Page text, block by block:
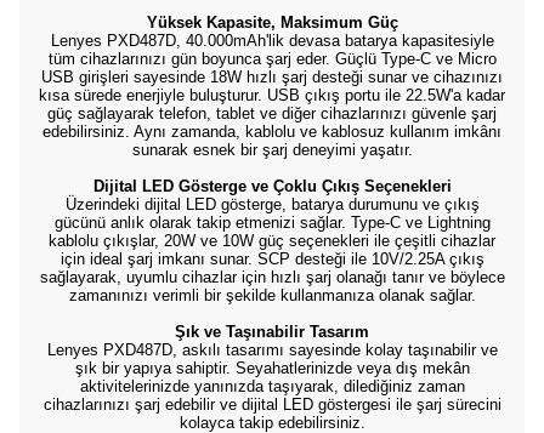
Yüksek Kapasite, Maksimum Güç
Lenyes PXD487D, 40.000mAh'lik devasa batarya kapasitesiyle
tüm cihazlarınızı gün boyunca şarj eder. Güçlü Type-C ve Micro
USB girişleri sayesinde 18W hızlı şarj desteği sunar ve cihazınızı
kısa sürede enerjiyle buluşturur. USB çıkış portu ile 22.5W'a kadar
güç sağlayarak telefon, tablet ve diğer cihazlarınızı güvenle şarj
edebilirsiniz. Aynı zamanda, kablolu ve kablosuz kullanım imkânı
sunarak esnek bir şarj deneyimi yaşatır.
Dijital LED Gösterge ve Çoklu Çıkış Seçenekleri
Üzerindeki dijital LED gösterge, batarya durumunu ve çıkış
gücünü anlık olarak takip etmenizi sağlar. Type-C ve Lightning
kablolu çıkışlar, 20W ve 10W güç seçenekleri ile çeşitli cihazlar
için ideal şarj imkanı sunar. SCP desteği ile 10V/2.25A çıkış
sağlayarak, uyumlu cihazlar için hızlı şarj olanağı tanır ve böylece
zamanınızı verimli bir şekilde kullanmanıza olanak sağlar.
Şık ve Taşınabilir Tasarım
Lenyes PXD487D, askılı tasarımı sayesinde kolay taşınabilir ve
şık bir yapıya sahiptir. Seyahatlerinizde veya dış mekân
aktivitelerinizde yanınızda taşıyarak, dilediğiniz zaman
cihazlarınızı şarj edebilir ve dijital LED göstergesi ile şarj sürecini
kolayca takip edebilirsiniz.